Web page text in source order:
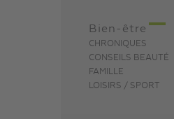
Bien-être
CHRONIQUES
CONSEILS BEAUTÉ
FAMILLE
LOISIRS / SPORT